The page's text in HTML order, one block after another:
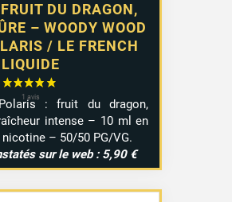
DU DRAGON,
– WOODY WOOD
/ LE FRENCH
LIQUIDE
: fruit du dragon,
intense – 10 ml en
– 50/50 PG/VG.
sur le web : 5,90 €